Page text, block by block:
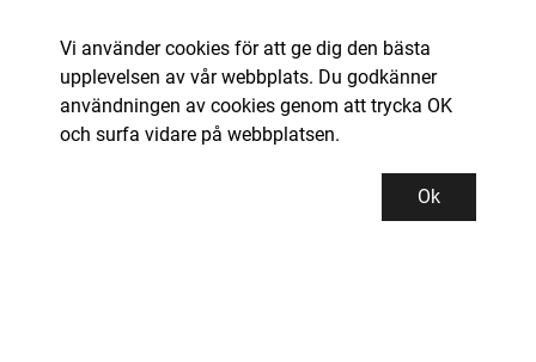
Vi använder cookies för att ge dig den bästa
upplevelsen av vår webbplats. Du godkänner
användningen av cookies genom att trycka OK
och surfa vidare på webbplatsen.
Ok